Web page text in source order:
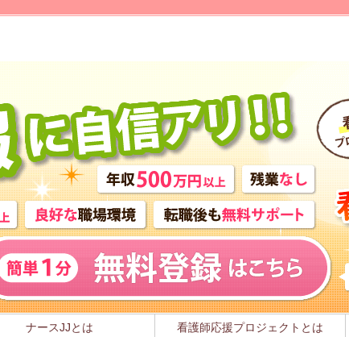
ナースJJとは 看護師応援プロジェクトとは